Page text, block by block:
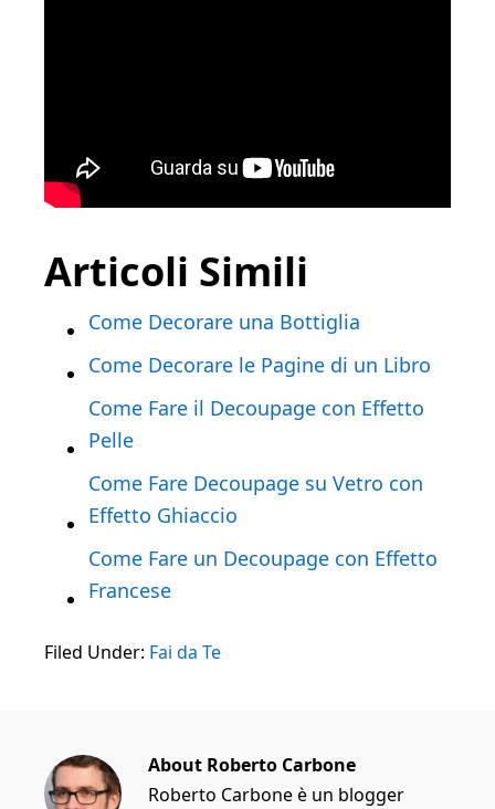
Articoli Simili
Come Decorare una Bottiglia
Come Decorare le Pagine di un Libro
Come Fare il Decoupage con Effetto
Pelle
Come Fare Decoupage su Vetro con
Effetto Ghiaccio
Come Fare un Decoupage con Effetto
Francese
Filed Under: Fai da Te
About Roberto Carbone
Roberto Carbone è un blogger